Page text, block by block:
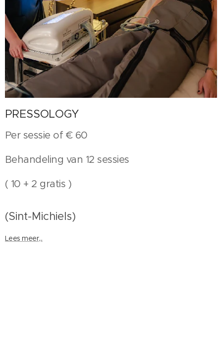
PRESSOLOGY
Per sessie of € 60
Behandeling van 12 sessies
( 10 + 2 gratis )
(Sint-Michiels)
Lees meer,..